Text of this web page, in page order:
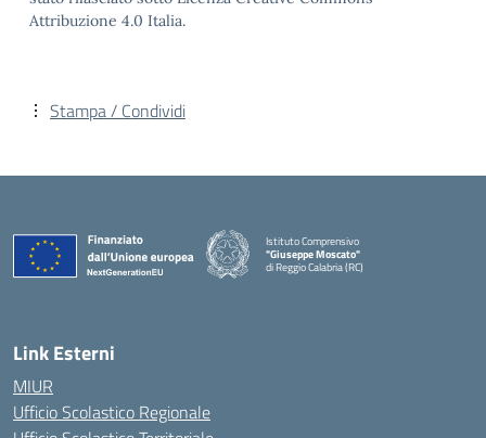
Attribuzione 4.0 Italia.
Stampa / Condividi
Istituto Comprensivo
"Giuseppe Moscato"
di Reggio Calabria (RC)
— Visita la pagina iniziale della scuola
Link Esterni
MIUR
Ufficio Scolastico Regionale